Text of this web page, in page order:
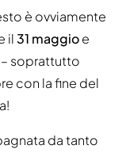
è ovviamente
il31 maggioe
soprattutto
con la fine del
da tanto